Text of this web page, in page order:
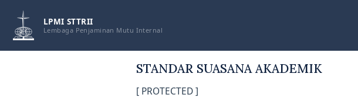
content
LPMI STTRII
Lembaga Penjaminan Mutu Internal
STANDAR SUASANA AKADEMIK
[ PROTECTED ]